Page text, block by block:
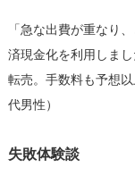
「急な出費が重なり
済現金化を利用しま
転売。手数料も予想
代男性）
失敗体験談